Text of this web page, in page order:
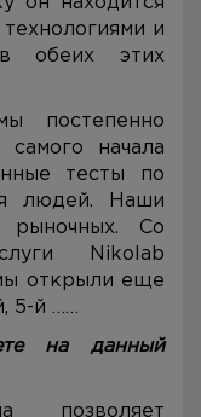
и
обеих этих
постепенно
начала
тесты по
людей. Наши
Со
Nikolab
открыли еще
5-й ……
на данный
позволяет